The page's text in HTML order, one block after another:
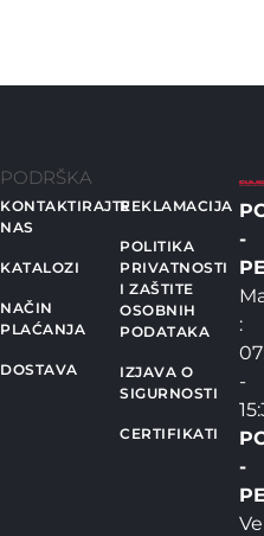
PODRŠKA
KONTAKTIRAJTE
NAS
KATALOZI
NAČIN
PLAĆANJA
DOSTAVA
REKLAMACIJA
POLITIKA
PRIVATNOSTI
I ZAŠTITE
OSOBNIH
PODATAKA
IZJAVA O
SIGURNOSTI
CERTIFIKATI
-
:
-
-